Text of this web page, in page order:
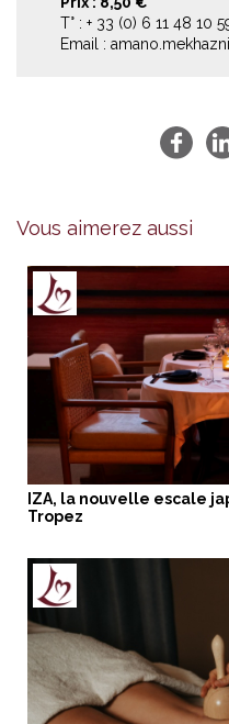
T° : + 33 (0) 6 11 48 10
Email :
Vous aimerez aussi
IZA, la nouvelle escale
Tropez